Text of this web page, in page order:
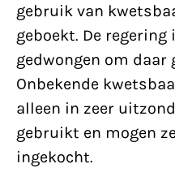
gebruik van
geboekt. De
gedwongen om daar
Onbekende
alleen in zeer
gebruikt en mogen
ingekocht.